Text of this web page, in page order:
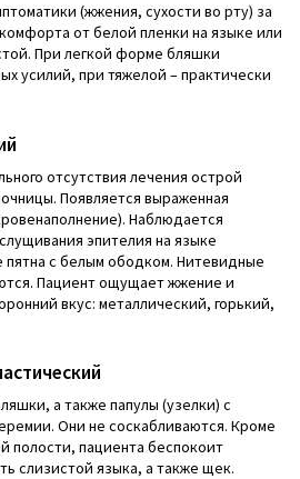
(жжения, сухости во рту) за
от белой пленки на языке или
При легкой форме бляшки
усилий, при тяжелой – практически
отсутствия лечения острой
Появляется выраженная
Наблюдается
эпителия на языке
пятна с белым ободком. Нитевидные
Пациент ощущает жжение и
вкус: металлический, горький,
а также папулы (узелки) с
Они не соскабливаются. Кроме
полости, пациента беспокоит
слизистой языка, а также щек.